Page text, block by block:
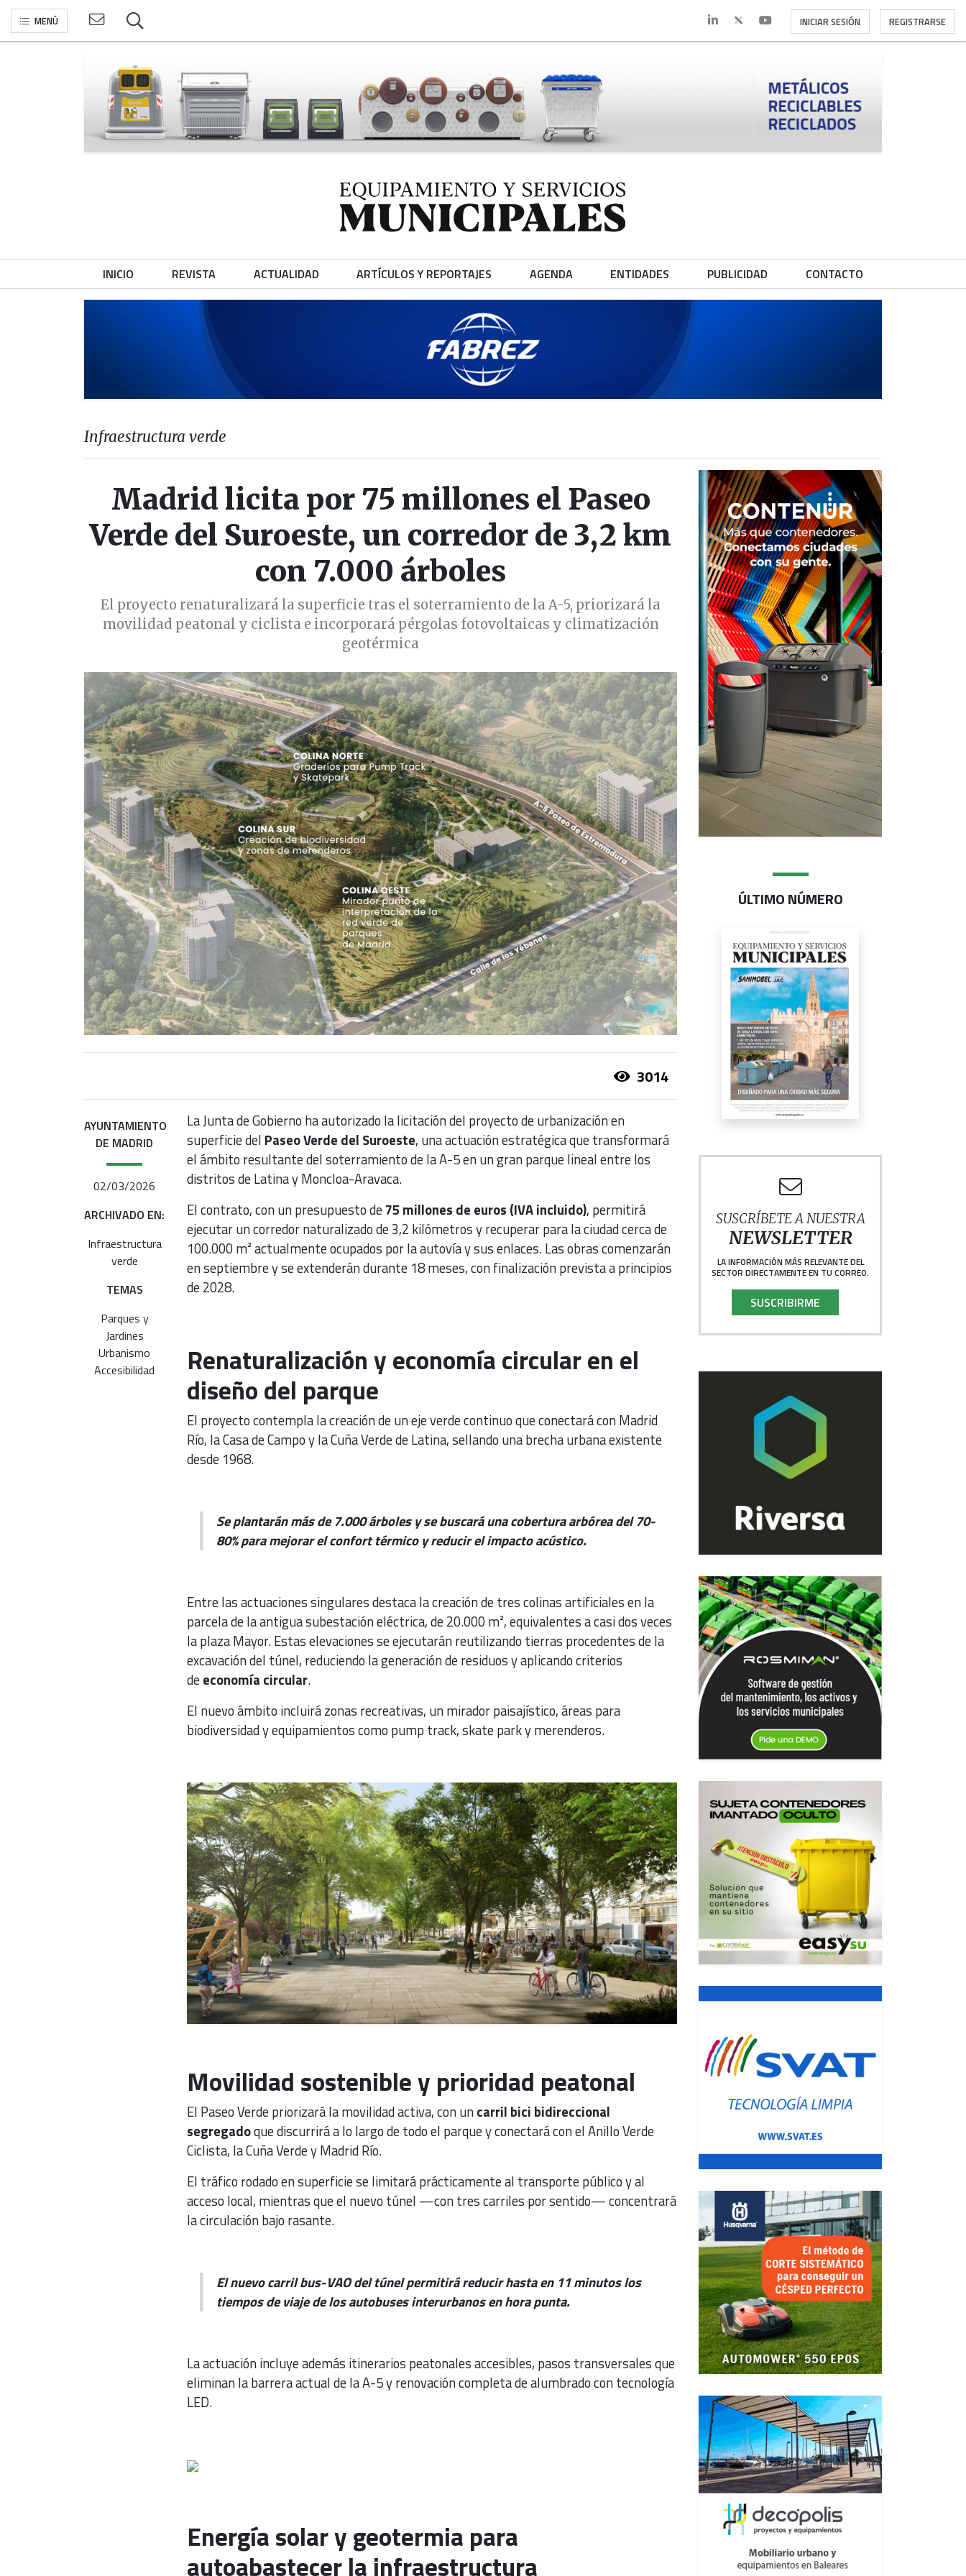
MENÚ INICIAR SESIÓN REGISTRARSE
INICIO REVISTA ACTUALIDAD ARTÍCULOS Y REPORTAJES AGENDA ENTIDADES PUBLICIDAD CONTACTO
Infraestructura verde
Madrid licita por 75 millones el Paseo
Verde del Suroeste, un corredor de 3,2 km
con 7.000 árboles
El proyecto renaturalizará la superficie tras el soterramiento de la A-5, priorizará la
movilidad peatonal y ciclista e incorporará pérgolas fotovoltaicas y climatización
geotérmica
3014
AYUNTAMIENTO
DE MADRID
02/03/2026
ARCHIVADO EN:
Infraestructura
verde
TEMAS
Parques y
Jardines
Urbanismo
Accesibilidad
La Junta de Gobierno ha autorizado la licitación del proyecto de urbanización en
superficie del Paseo Verde del Suroeste, una actuación estratégica que transformará
el ámbito resultante del soterramiento de la A-5 en un gran parque lineal entre los
distritos de Latina y Moncloa-Aravaca.
El contrato, con un presupuesto de75 millones de euros (IVA incluido), permitirá
ejecutar un corredor naturalizado de 3,2 kilómetros y recuperar para la ciudad cerca de
100.000 m² actualmente ocupados por la autovía y sus enlaces. Las obras comenzarán
en septiembre y se extenderán durante 18 meses, con finalización prevista a principios
de 2028.
Renaturalización y economía circular en el
diseño del parque
El proyecto contempla la creación de un eje verde continuo que conectará con Madrid
Río, la Casa de Campo y la Cuña Verde de Latina, sellando una brecha urbana existente
desde 1968.
Se plantarán más de 7.000 árboles y se buscará una cobertura arbórea del 70-
80% para mejorar el confort térmico y reducir el impacto acústico.
Entre las actuaciones singulares destaca la creación de tres colinas artificiales en la
parcela de la antigua subestación eléctrica, de 20.000 m², equivalentes a casi dos veces
la plaza Mayor. Estas elevaciones se ejecutarán reutilizando tierras procedentes de la
excavación del túnel, reduciendo la generación de residuos y aplicando criterios
deeconomía circular.
El nuevo ámbito incluirá zonas recreativas, un mirador paisajístico, áreas para
biodiversidad y equipamientos como pump track, skate park y merenderos.
Movilidad sostenible y prioridad peatonal
El Paseo Verde priorizará la movilidad activa, con uncarril bici bidireccional
segregadoque discurrirá a lo largo de todo el parque y conectará con el Anillo Verde
Ciclista, la Cuña Verde y Madrid Río.
El tráfico rodado en superficie se limitará prácticamente al transporte público y al
acceso local, mientras que el nuevo túnel —con tres carriles por sentido— concentrará
la circulación bajo rasante.
El nuevo carril bus-VAO del túnel permitirá reducir hasta en 11 minutos los
tiempos de viaje de los autobuses interurbanos en hora punta.
La actuación incluye además itinerarios peatonales accesibles, pasos transversales que
eliminan la barrera actual de la A-5 y renovación completa de alumbrado con tecnología
LED.
Energía solar y geotermia para
autoabastecer la infraestructura
ÚLTIMO NÚMERO
SUSCRÍBETE A NUESTRA
NEWSLETTER
LA INFORMACIÓN MÁS RELEVANTE DEL
SECTOR DIRECTAMENTE EN TU CORREO.
SUSCRIBIRME